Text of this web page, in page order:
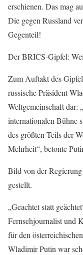
erschienen. Das mag
Die gegen Russland
Gegenteil!
Der BRICS-Gipfel:
Zum Auftakt des
russische Präsident
Weltgemeinschaft dar:
internationalen Bühne
des größten Teils der
Mehrheit“, betonte
Bild von der
gestellt.
„Geachtet statt
Fernsehjournalist und
für den
Wladimir Putin war